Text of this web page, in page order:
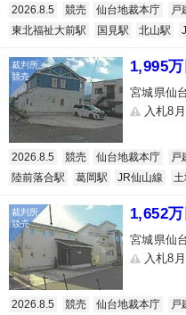
2026.8.5 競売 仙台地裁本庁 戸
東北福祉大前駅
国見駅 北山駅
1,995
宮城県仙
入札8
2026.8.5 競売 仙台地裁本庁 戸
陸前落合駅
葛岡駅 JR仙山線 土
1,652
宮城県仙
入札8
2026.8.5 競売 仙台地裁本庁 戸